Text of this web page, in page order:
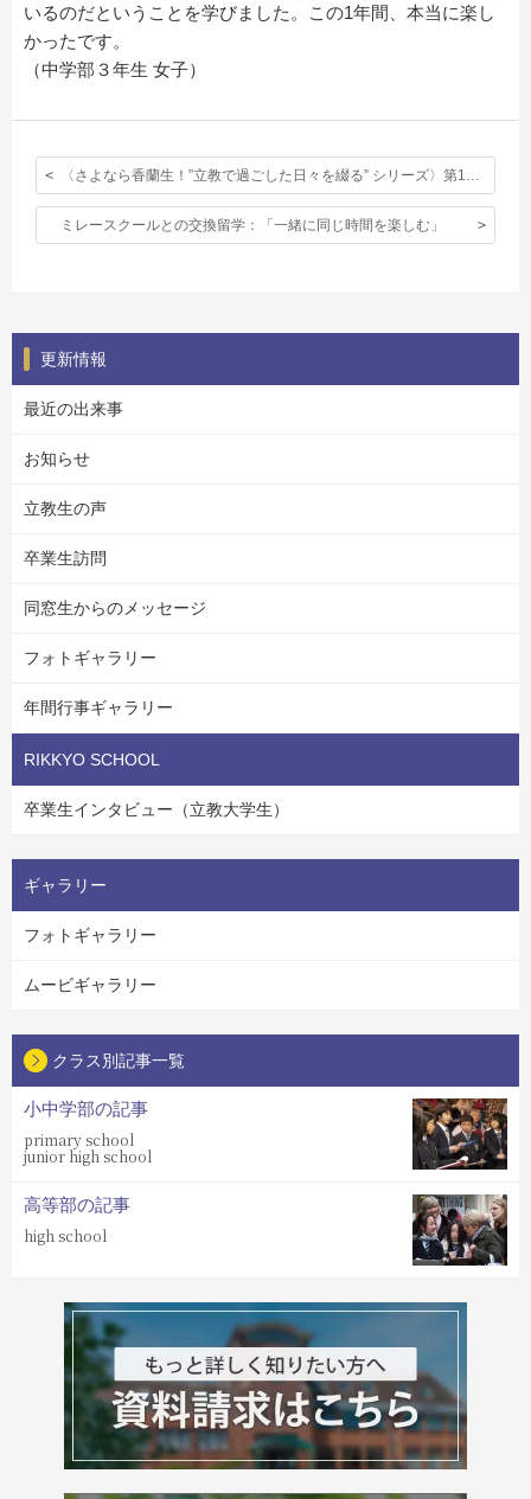
いるのだということを学びました。この1年間、本当に楽し
かったです。
（中学部３年生 女子）
ミレースクールとの交換留学：「一緒に同じ時間を楽しむ」
更新情報
最近の出来事
お知らせ
立教生の声
卒業生訪問
同窓生からのメッセージ
フォトギャラリー
年間行事ギャラリー
RIKKYO SCHOOL
卒業生インタビュー（立教大学生）
ギャラリー
フォトギャラリー
ムービギャラリー
クラス別記事一覧
小中学部の記事
primary school
junior high school
高等部の記事
high school